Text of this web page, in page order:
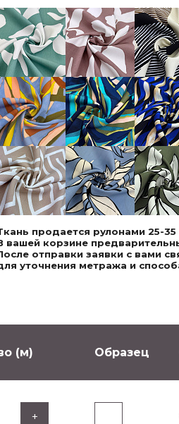
продается рулонами 25-
вашей корзине
отправки заявки с вами
уточнения метража и
(м) Образец
+